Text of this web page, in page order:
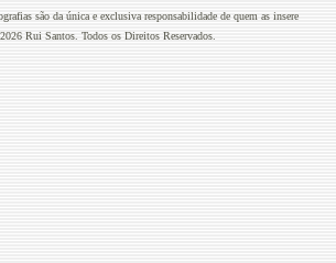
são da única e exclusiva responsabilidade de quem as insere
Rui Santos. Todos os Direitos Reservados.